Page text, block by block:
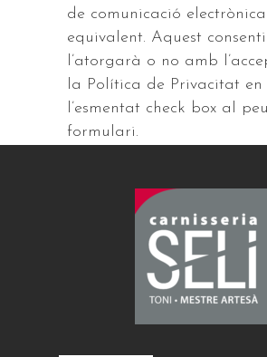
de comunicació electrònica
equivalent. Aquest
l’atorgarà o no amb
la Política de Privacitat en
l’esmentat check box al
formulari.